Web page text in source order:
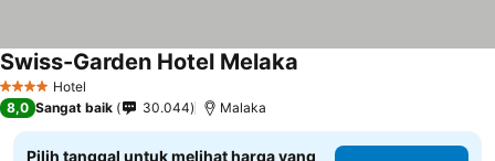
4 BintangHotel
Swiss-Garden Hotel Melaka
8,0 Sangat baik 30.044 Malaka
Pilih tanggal untuk melihat harga yang